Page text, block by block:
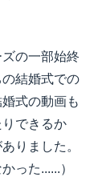
の一部始終
結婚式での
式の動画も
できるか
りました。
った......）